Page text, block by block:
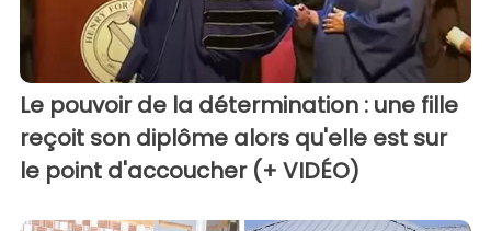
Le pouvoir de la détermination : une fille
reçoit son diplôme alors qu'elle est sur
le point d'accoucher (+ VIDÉO)